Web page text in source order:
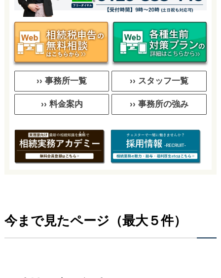
›› 事務所一覧 ›› スタッフ一覧
›› 料金案内 ›› 事務所の強み
今まで見たページ（最大５件）